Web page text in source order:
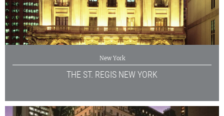
New York
THE ST. REGIS NEW YORK